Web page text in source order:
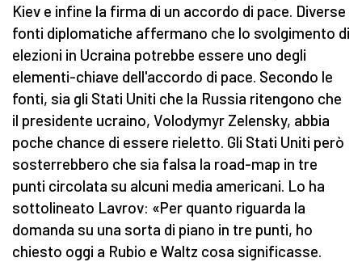
Kiev e infine la firma di un accordo di pace. Diverse
fonti diplomatiche affermano che lo svolgimento di
elezioni in Ucraina potrebbe essere uno degli
elementi-chiave dell'accordo di pace. Secondo le
fonti, sia gli Stati Uniti che la Russia ritengono che
il presidente ucraino, Volodymyr Zelensky, abbia
poche chance di essere rieletto. Gli Stati Uniti però
sosterrebbero che sia falsa la road-map in tre
punti circolata su alcuni media americani. Lo ha
sottolineato Lavrov: «Per quanto riguarda la
domanda su una sorta di piano in tre punti, ho
chiesto oggi a Rubio e Waltz cosa significasse.